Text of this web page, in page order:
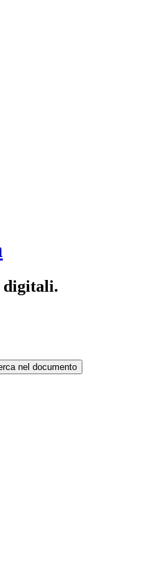
digitali.
nel documento